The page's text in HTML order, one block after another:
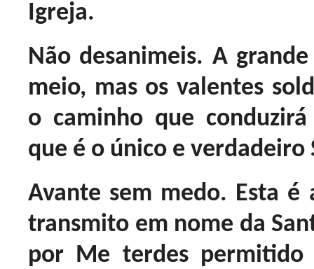
Igreja.
Não desanimeis. A
meio, mas os valentes
o caminho que
que é o único e verdadeiro
Avante sem medo. Esta é
transmito em nome da
por Me terdes